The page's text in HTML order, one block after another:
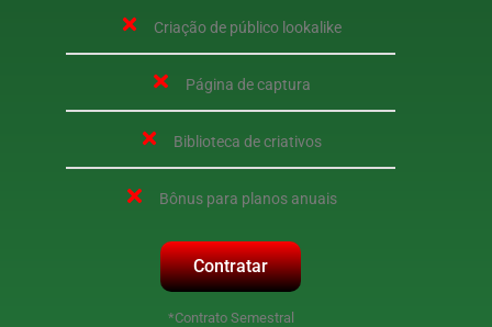
Criação de público lookalike
Página de captura
Biblioteca de criativos
Bônus para planos anuais
Contratar
*Contrato Semestral